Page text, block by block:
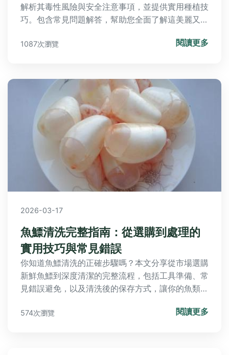
解析其毒性風險與安全注意事項，並提供實用種植技
巧。包含常見問題解答，幫助您全面了解這美麗又危
有價值的信息。
1087次瀏覽 閱讀更多
2026-03-17
魚鰾清洗完整指南：從選購到處理的
實用技巧與常見錯誤
你知道魚鰾清洗的正確步驟嗎？本文分享從市場選購
新鮮魚鰾到深度清潔的完整流程，包括工具準備、常
見錯誤避免，以及清洗後的保存方式，讓你的魚類料
574次瀏覽 閱讀更多